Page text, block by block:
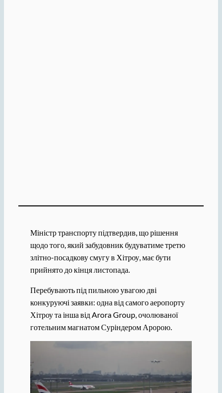
Міністр транспорту підтвердив, що рішення
щодо того, який забудовник будуватиме третю
злітно-посадкову смугу в Хітроу, має бути
прийнято до кінця листопада.
Перебувають під пильною увагою дві
конкуруючі заявки: одна від самого аеропорту
Хітроу та інша від Arora Group, очолюваної
готельним магнатом Суріндером Аророю.